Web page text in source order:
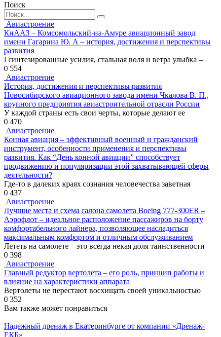
Поиск
Search
for:
Авиастроение
КнААЗ – Комсомольский-на-Амуре авиационный завод
имени Гагарина Ю. А – история, достижения и перспективы
развития
Гсинтезированные усилия, стальная воля и ветра улыбка –
0 554
Авиастроение
История, достижения и перспективы развития
Новосибирского авиационного завода имени Чкалова В. П.,
крупного предприятия авиастроительной отрасли России
У каждой страны есть свои черты, которые делают ее
0 470
Авиастроение
Конная авиация – эффективный военный и гражданский
инструмент, особенности применения и перспективы
развития. Как “День конной авиации” способствует
продвижению и популяризации этой захватывающей сферы
деятельности?
Где-то в далеких краях сознания человечества заветная
0 437
Авиастроение
Лучшие места и схема салона самолета Boeing 777-300ER –
Аэрофлот – идеальное расположение пассажиров на борту
комфортабельного лайнера, позволяющее насладиться
максимальным комфортом и отличным обслуживанием
Лететь на самолете – это всегда некая доля таинственности
0 398
Авиастроение
Главный редуктор вертолета – его роль, принцип работы и
влияние на характеристики аппарата
Вертолеты не перестают восхищать своей уникальностью
0 352
Вам также может понравиться
Надежный дренаж в Екатеринбурге от компании «Дренаж-
ЕКБ»